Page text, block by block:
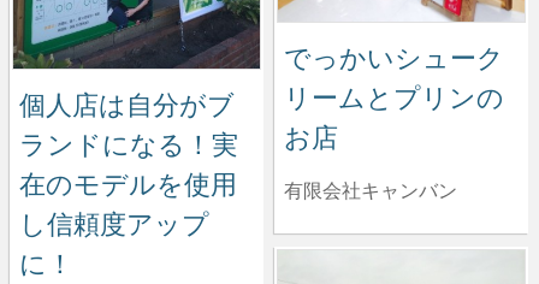
個人店は自分がブ
ランドになる！実
在のモデルを使用
し信頼度アップ
に！
でっかいシューク
リームとプリンの
お店
有限会社キャンバン